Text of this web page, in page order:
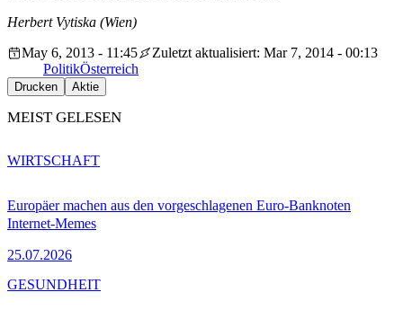
Herbert Vytiska (Wien)
May 6, 2013 - 11:45
Zuletzt aktualisiert: Mar 7, 2014 - 00:13
PolitikÖsterreich
Drucken Aktie
MEIST GELESEN
Europäer machen aus den vorgeschlagenen Euro-Banknoten
Internet-Memes
25.07.2026
WIRTSCHAFT
GESUNDHEIT